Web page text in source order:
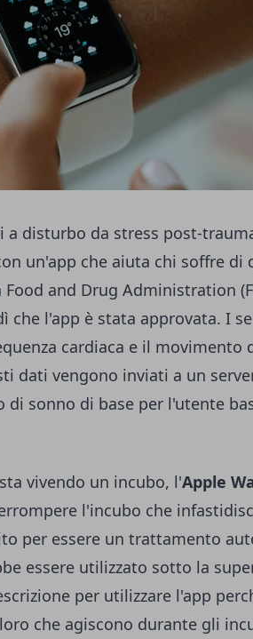
a disturbo da stress post-
un'app che aiuta chi soffre di
Food and Drug Administration
che l'app è stata approvata. I
cardiaca e il movimento
dati vengono inviati a un
sonno di base per l'utente
vivendo un incubo, l'Apple
l'incubo che
per essere un trattamento
essere utilizzato sotto la
per utilizzare l'app
che agiscono durante gli